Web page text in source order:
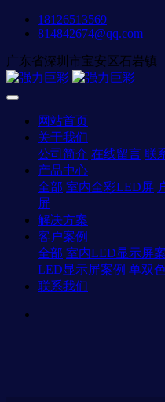
18126513569
814842674@qq.com
广东省深圳市宝安区石岩镇
网站首页
关于我们
公司简介 在线留言 联
产品中心
全部 室内全彩LED屏
屏
解决方案
客户案例
全部 室内LED显示屏
LED显示屏案例 单双
联系我们